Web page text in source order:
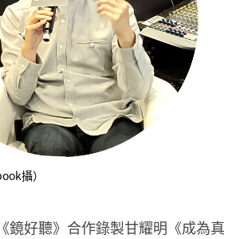
攝）
鏡好聽》合作錄製甘耀明《成為真